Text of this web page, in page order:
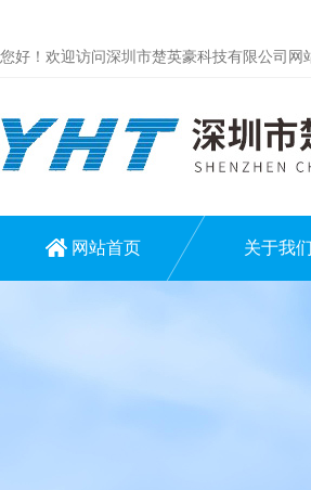
您好！欢迎访问深圳市楚英豪科技有限公司网
网站首页 关于我们